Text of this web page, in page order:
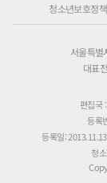
청소년보호정책
서울특
대표
편집국
등록
등록일: 2013.11.13
청